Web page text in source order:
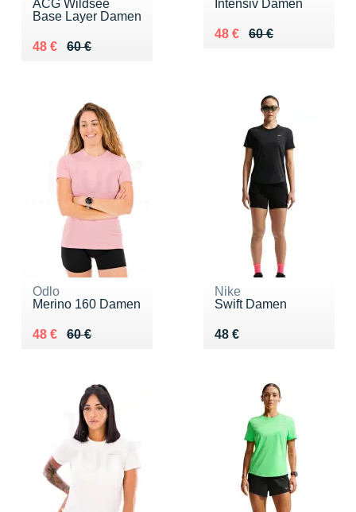
ACG Wildsee
Base Layer Damen
60 €
Au lieu de 60 €
48 €
Vendu 48 €
Intensiv Damen
60 €
Au lieu de 60 €
48 €
Vendu 48 €
Odlo
Merino 160 Damen
60 €
Au lieu de 60 €
48 €
Vendu 48 €
Nike
Swift Damen
48 €
Vendu 48 €